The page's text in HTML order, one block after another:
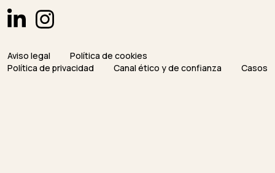
Aviso legal
Política de cookies
Política de privacidad
Canal ético y de confianza Casos